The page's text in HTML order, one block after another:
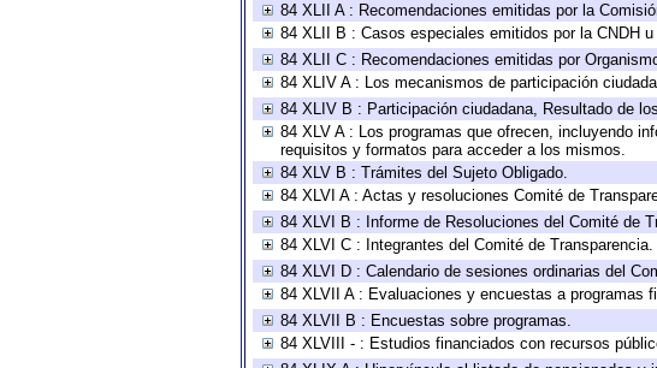
84 XLII A : Recomendaciones emitidas por la
84 XLII B : Casos especiales emitidos por la CNDH
84 XLII C : Recomendaciones emitidas por
84 XLIV A : Los mecanismos de participación
84 XLIV B : Participación ciudadana, Resultado de
84 XLV A : Los programas que ofrecen, incluyendo
requisitos y formatos para acceder a los mismos.
84 XLV B : Trámites del Sujeto Obligado.
84 XLVI A : Actas y resoluciones Comité de
84 XLVI B : Informe de Resoluciones del Comité de
84 XLVI C : Integrantes del Comité de Transparencia.
84 XLVI D : Calendario de sesiones ordinarias del
84 XLVII A : Evaluaciones y encuestas a programas
84 XLVII B : Encuestas sobre programas.
84 XLVIII - : Estudios financiados con recursos